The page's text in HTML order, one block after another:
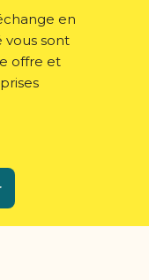
en
vous sont
offre et